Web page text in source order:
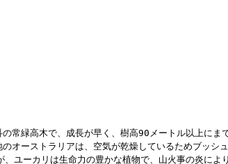
常緑高木で、成長が早く、樹高90メートル以上にま
オーストラリアは、空気が乾燥しているためブッシ
ユーカリは生命力の豊かな植物で、山火事の炎によ